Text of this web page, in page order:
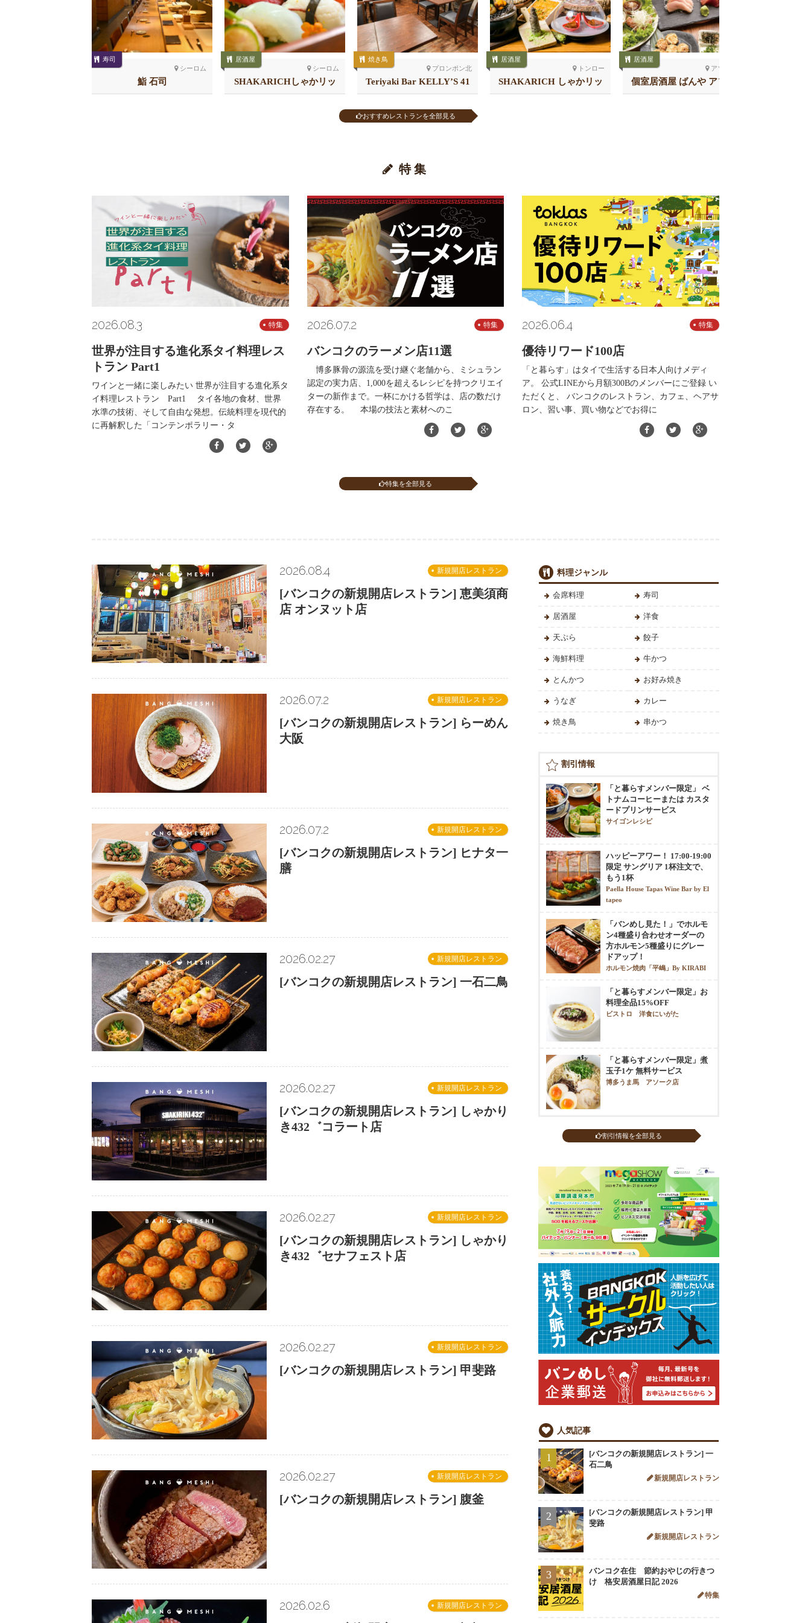
シーロム
寿司
鮨 石司
シーロム
居酒屋
SHAKARICHしゃかリッ
チ スラウォン
プロンポン北
焼き鳥
Teriyaki Bar KELLY’S 41
店
トンロー
居酒屋
SHAKARICH しゃかリッ
チ トンロー
アソーク
居酒屋
個室居酒屋 ばんや アソー
ク
おすすめレストランを全部見る
特集
2026.08.3 特集
世界が注目する進化系タイ料理レス
トラン Part1
ワインと一緒に楽しみたい 世界が注目する進化系タ
イ料理レストラン Part1 タイ各地の食材、世界
水準の技術、そして自由な発想。伝統料理を現代的
に再解釈した「コンテンポラリー・タ
2026.07.2 特集
バンコクのラーメン店11選
博多豚骨の源流を受け継ぐ老舗から、ミシュラン
認定の実力店、1,000を超えるレシピを持つクリエイ
ターの新作まで。一杯にかける哲学は、店の数だけ
存在する。 本場の技法と素材へのこ
2026.06.4 特集
優待リワード100店
「と暮らす」はタイで生活する日本人向けメディ
ア。 公式LINEから月額300Bのメンバーにご登録 い
ただくと、 バンコクのレストラン、カフェ、ヘアサ
ロン、習い事、買い物などでお得に
特集を全部見る
料理ジャンル
会席料理 寿司
居酒屋 洋食
天ぷら 餃子
海鮮料理 牛かつ
とんかつ お好み焼き
うなぎ カレー
焼き鳥 串かつ
割引情報
「と暮らすメンバー限定」 ベ
トナムコーヒーまたは カスタ
ードプリンサービス
サイゴンレシピ
ハッピーアワー！ 17:00-19:00
限定 サングリア 1杯注文で、
もう1杯
Paella House Tapas Wine Bar by El
tapeo
「バンめし見た！」でホルモ
ン4種盛り合わせオーダーの
方ホルモン5種盛りにグレー
ドアップ！
ホルモン焼肉「平嶋」By KIRABI
「と暮らすメンバー限定」お
料理全品15%OFF
ビストロ 洋食にいがた
「と暮らすメンバー限定」煮
玉子1ケ 無料サービス
博多うま馬 アソーク店
割引情報を全部見る
新規開店レストラン
2026.08.4
[バンコクの新規開店レストラン] 恵美須商
店 オンヌット店
新規開店レストラン
2026.07.2
[バンコクの新規開店レストラン] らーめん
大阪
新規開店レストラン
2026.07.2
[バンコクの新規開店レストラン] ヒナタ一
膳
新規開店レストラン
2026.02.27
[バンコクの新規開店レストラン] 一石二鳥
新規開店レストラン
2026.02.27
[バンコクの新規開店レストラン] しゃかり
き432゛コラート店
新規開店レストラン
2026.02.27
[バンコクの新規開店レストラン] しゃかり
き432゛セナフェスト店
新規開店レストラン
2026.02.27
[バンコクの新規開店レストラン] 甲斐路
新規開店レストラン
2026.02.27
[バンコクの新規開店レストラン] 腹釜
新規開店レストラン
2026.02.6
人気記事
1
[バンコクの新規開店レストラン] 一
石二鳥
新規開店レストラン
2
[バンコクの新規開店レストラン] 甲
斐路
新規開店レストラン
3
バンコク在住 節約おやじの行きつ
け 格安居酒屋日記 2026
特集